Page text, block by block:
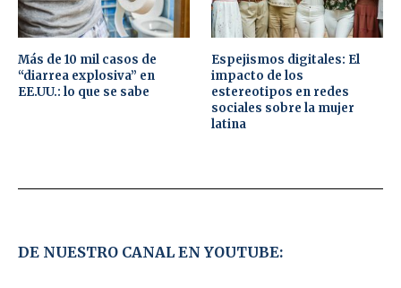
Más de 10 mil casos de
“diarrea explosiva” en
EE.UU.: lo que se sabe
Espejismos digitales: El
impacto de los
estereotipos en redes
sociales sobre la mujer
latina
DE NUESTRO CANAL EN YOUTUBE: